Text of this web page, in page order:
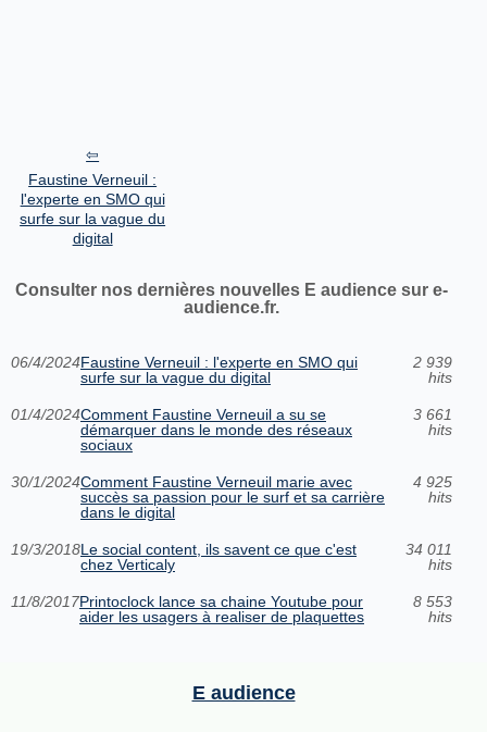
Faustine Verneuil :
l'experte en SMO qui
surfe sur la vague du
digital
Consulter nos dernières nouvelles E audience sur e-
audience.fr.
06/4/2024Faustine Verneuil : l'experte en SMO qui
surfe sur la vague du digital
2 939
hits
01/4/2024Comment Faustine Verneuil a su se
démarquer dans le monde des réseaux
sociaux
3 661
hits
30/1/2024Comment Faustine Verneuil marie avec
succès sa passion pour le surf et sa carrière
dans le digital
4 925
hits
19/3/2018Le social content, ils savent ce que c'est
chez Verticaly
34 011
hits
11/8/2017Printoclock lance sa chaine Youtube pour
aider les usagers à realiser de plaquettes
8 553
hits
E audience